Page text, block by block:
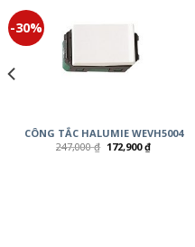
-30%
CÔNG TẮC HALUMIE WEVH5004
247,000₫ 172,900₫